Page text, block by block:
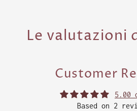
Le valutazioni
Customer
5.00
Based on 2